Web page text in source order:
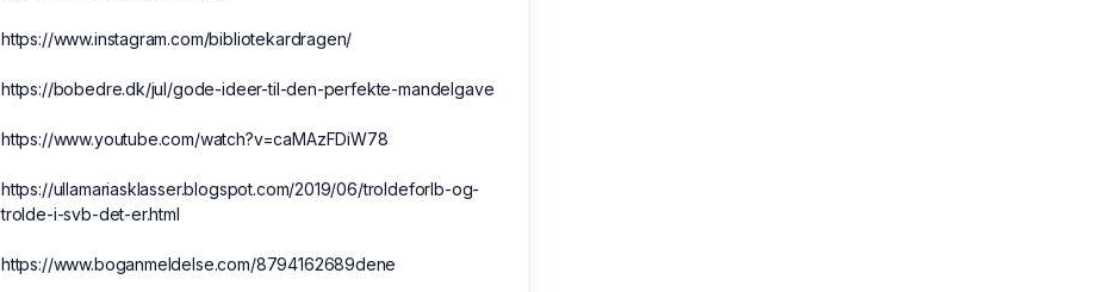
https://www.instagram.com/bibliotekardragen/
https://bobedre.dk/jul/gode-ideer-til-den-perfekte-mandelgave
https://www.youtube.com/watch?v=caMAzFDiW78
https://ullamariasklasser.blogspot.com/2019/06/troldeforlb-og-
trolde-i-svb-det-er.html
https://www.boganmeldelse.com/8794162689dene